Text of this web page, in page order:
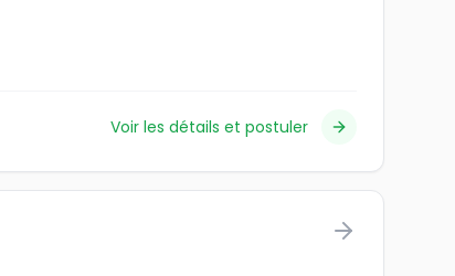
Voir les détails et postuler